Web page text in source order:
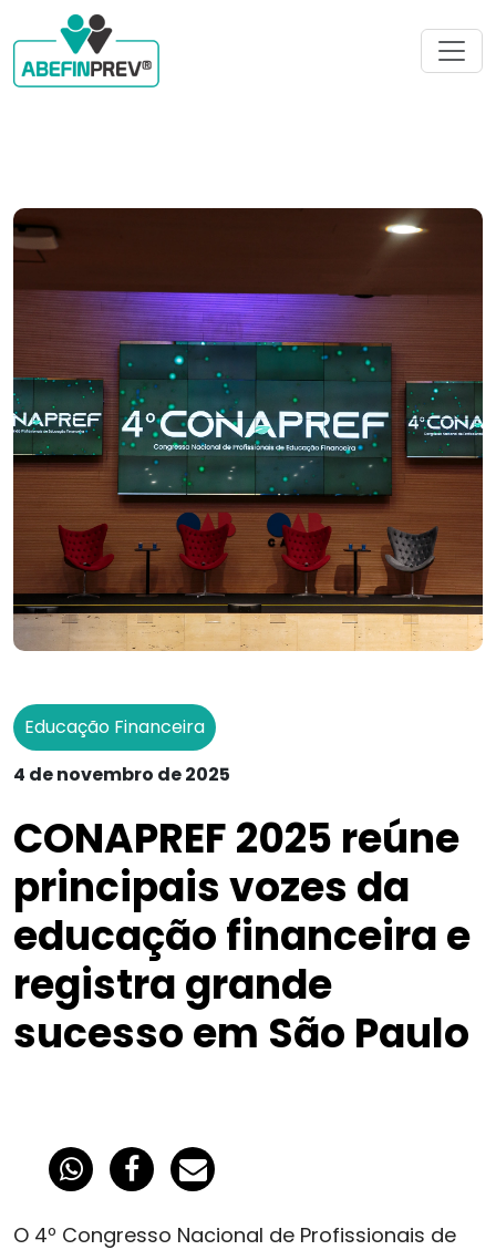
Educação Financeira
4 de novembro de 2025
CONAPREF 2025 reúne
principais vozes da
educação financeira e
registra grande
sucesso em São Paulo
O 4º Congresso Nacional de Profissionais de